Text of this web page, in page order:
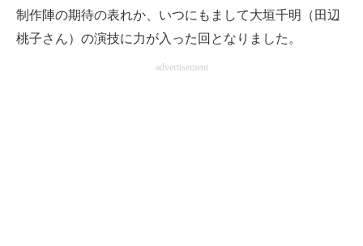
進化するPCとデバイスの未来
制作陣の期待の表れか、いつにもまして大垣千明（田辺
桃子さん）の演技に力が入った回となりました。
advertisement